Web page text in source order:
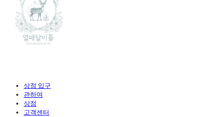
상점 입구
관하여
상점
고객센터